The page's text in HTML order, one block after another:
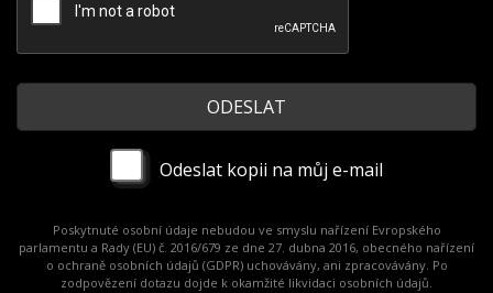
Odeslat kopii na můj e-mail
Poskytnuté osobní údaje nebudou ve smyslu nařízení Evropského
parlamentu a Rady (EU) č. 2016/679 ze dne 27. dubna 2016, obecného nařízení
o ochraně osobních údajů (GDPR) uchovávány, ani zpracovávány. Po
zodpovězení dotazu dojde k okamžité likvidaci osobních údajů.